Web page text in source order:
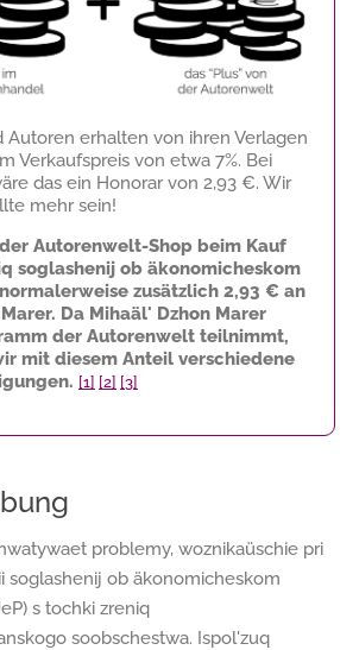
Autoren erhalten von ihren Verlagen
Verkaufspreis von etwa 7%. Bei
das ein Honorar von 2,93 €. Wir
mehr sein!
Autorenwelt-Shop beim Kauf
soglashenij ob äkonomicheskom
zusätzlich 2,93 € an
Da Mihaäl' Dzhon Marer
der Autorenwelt teilnimmt,
mit diesem Anteil verschiedene
[1] [2] [3]
problemy, woznikaüschie pri
soglashenij ob äkonomicheskom
s tochki zreniq
soobschestwa. Ispol'zuq